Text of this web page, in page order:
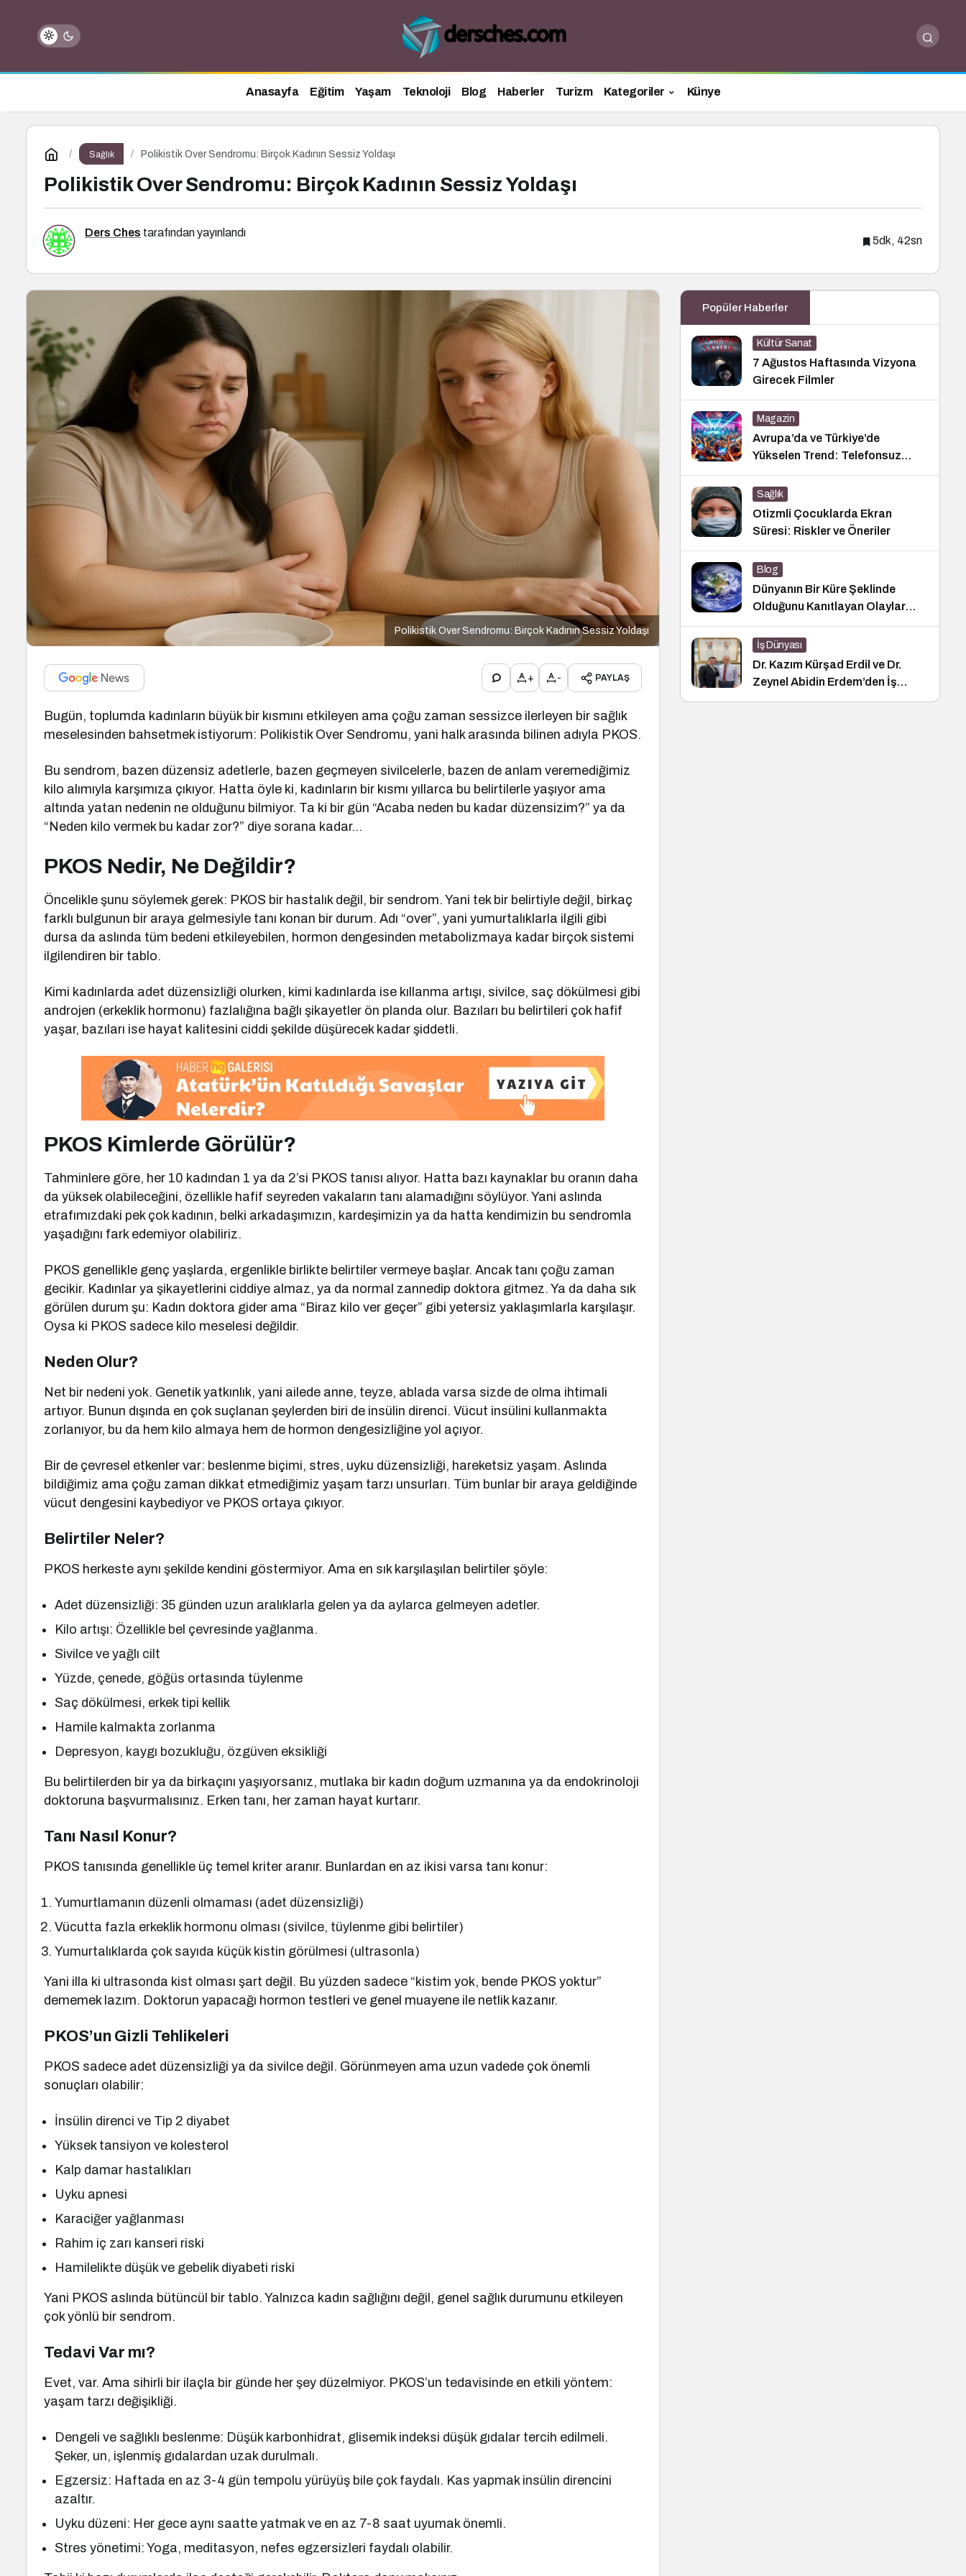
Anasayfa Eğitim Yaşam Teknoloji Blog Haberler Turizm Kategoriler Künye
Sağlık Polikistik Over Sendromu: Birçok Kadının Sessiz Yoldaşı
Polikistik Over Sendromu: Birçok Kadının Sessiz Yoldaşı
Ders Ches tarafından yayınlandı
5dk, 42sn
Polikistik Over Sendromu: Birçok Kadının Sessiz Yoldaşı
+ - PAYLAŞ
Bugün, toplumda kadınların büyük bir kısmını etkileyen ama çoğu zaman sessizce ilerleyen bir sağlık
meselesinden bahsetmek istiyorum: Polikistik Over Sendromu, yani halk arasında bilinen adıyla PKOS.
Bu sendrom, bazen düzensiz adetlerle, bazen geçmeyen sivilcelerle, bazen de anlam veremediğimiz
kilo alımıyla karşımıza çıkıyor. Hatta öyle ki, kadınların bir kısmı yıllarca bu belirtilerle yaşıyor ama
altında yatan nedenin ne olduğunu bilmiyor. Ta ki bir gün “Acaba neden bu kadar düzensizim?” ya da
“Neden kilo vermek bu kadar zor?” diye sorana kadar…
PKOS Nedir, Ne Değildir?
Öncelikle şunu söylemek gerek: PKOS bir hastalık değil, bir sendrom. Yani tek bir belirtiyle değil, birkaç
farklı bulgunun bir araya gelmesiyle tanı konan bir durum. Adı “over”, yani yumurtalıklarla ilgili gibi
dursa da aslında tüm bedeni etkileyebilen, hormon dengesinden metabolizmaya kadar birçok sistemi
ilgilendiren bir tablo.
Kimi kadınlarda adet düzensizliği olurken, kimi kadınlarda ise kıllanma artışı, sivilce, saç dökülmesi gibi
androjen (erkeklik hormonu) fazlalığına bağlı şikayetler ön planda olur. Bazıları bu belirtileri çok hafif
yaşar, bazıları ise hayat kalitesini ciddi şekilde düşürecek kadar şiddetli.
PKOS Kimlerde Görülür?
Tahminlere göre, her 10 kadından 1 ya da 2’si PKOS tanısı alıyor. Hatta bazı kaynaklar bu oranın daha
da yüksek olabileceğini, özellikle hafif seyreden vakaların tanı alamadığını söylüyor. Yani aslında
etrafımızdaki pek çok kadının, belki arkadaşımızın, kardeşimizin ya da hatta kendimizin bu sendromla
yaşadığını fark edemiyor olabiliriz.
PKOS genellikle genç yaşlarda, ergenlikle birlikte belirtiler vermeye başlar. Ancak tanı çoğu zaman
gecikir. Kadınlar ya şikayetlerini ciddiye almaz, ya da normal zannedip doktora gitmez. Ya da daha sık
görülen durum şu: Kadın doktora gider ama “Biraz kilo ver geçer” gibi yetersiz yaklaşımlarla karşılaşır.
Oysa ki PKOS sadece kilo meselesi değildir.
Neden Olur?
Net bir nedeni yok. Genetik yatkınlık, yani ailede anne, teyze, ablada varsa sizde de olma ihtimali
artıyor. Bunun dışında en çok suçlanan şeylerden biri de insülin direnci. Vücut insülini kullanmakta
zorlanıyor, bu da hem kilo almaya hem de hormon dengesizliğine yol açıyor.
Bir de çevresel etkenler var: beslenme biçimi, stres, uyku düzensizliği, hareketsiz yaşam. Aslında
bildiğimiz ama çoğu zaman dikkat etmediğimiz yaşam tarzı unsurları. Tüm bunlar bir araya geldiğinde
vücut dengesini kaybediyor ve PKOS ortaya çıkıyor.
Belirtiler Neler?
PKOS herkeste aynı şekilde kendini göstermiyor. Ama en sık karşılaşılan belirtiler şöyle:
Adet düzensizliği: 35 günden uzun aralıklarla gelen ya da aylarca gelmeyen adetler.
Kilo artışı: Özellikle bel çevresinde yağlanma.
Sivilce ve yağlı cilt
Yüzde, çenede, göğüs ortasında tüylenme
Saç dökülmesi, erkek tipi kellik
Hamile kalmakta zorlanma
Depresyon, kaygı bozukluğu, özgüven eksikliği
Bu belirtilerden bir ya da birkaçını yaşıyorsanız, mutlaka bir kadın doğum uzmanına ya da endokrinoloji
doktoruna başvurmalısınız. Erken tanı, her zaman hayat kurtarır.
Tanı Nasıl Konur?
PKOS tanısında genellikle üç temel kriter aranır. Bunlardan en az ikisi varsa tanı konur:
Yumurtlamanın düzenli olmaması (adet düzensizliği)
Vücutta fazla erkeklik hormonu olması (sivilce, tüylenme gibi belirtiler)
Yumurtalıklarda çok sayıda küçük kistin görülmesi (ultrasonla)
Yani illa ki ultrasonda kist olması şart değil. Bu yüzden sadece “kistim yok, bende PKOS yoktur”
dememek lazım. Doktorun yapacağı hormon testleri ve genel muayene ile netlik kazanır.
PKOS’un Gizli Tehlikeleri
PKOS sadece adet düzensizliği ya da sivilce değil. Görünmeyen ama uzun vadede çok önemli
sonuçları olabilir:
İnsülin direnci ve Tip 2 diyabet
Yüksek tansiyon ve kolesterol
Kalp damar hastalıkları
Uyku apnesi
Karaciğer yağlanması
Rahim iç zarı kanseri riski
Hamilelikte düşük ve gebelik diyabeti riski
Yani PKOS aslında bütüncül bir tablo. Yalnızca kadın sağlığını değil, genel sağlık durumunu etkileyen
çok yönlü bir sendrom.
Tedavi Var mı?
Evet, var. Ama sihirli bir ilaçla bir günde her şey düzelmiyor. PKOS’un tedavisinde en etkili yöntem:
yaşam tarzı değişikliği.
Dengeli ve sağlıklı beslenme: Düşük karbonhidrat, glisemik indeksi düşük gıdalar tercih edilmeli.
Şeker, un, işlenmiş gıdalardan uzak durulmalı.
Egzersiz: Haftada en az 3-4 gün tempolu yürüyüş bile çok faydalı. Kas yapmak insülin direncini
azaltır.
Uyku düzeni: Her gece aynı saatte yatmak ve en az 7-8 saat uyumak önemli.
Stres yönetimi: Yoga, meditasyon, nefes egzersizleri faydalı olabilir.
Popüler Haberler
Kültür Sanat
7 Ağustos Haftasında Vizyona
Girecek Filmler
Magazin
Avrupa’da ve Türkiye’de
Yükselen Trend: Telefonsuz
Gece Kulüpleri
Sağlık
Otizmli Çocuklarda Ekran
Süresi: Riskler ve Öneriler
Blog
Dünyanın Bir Küre Şeklinde
Olduğunu Kanıtlayan Olaylar
Nedir?
İş Dünyası
Dr. Kazım Kürşad Erdil ve Dr.
Zeynel Abidin Erdem’den İş
Dünyası Buluşması